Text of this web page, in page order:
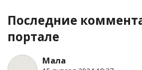
Последние
портале
Мала